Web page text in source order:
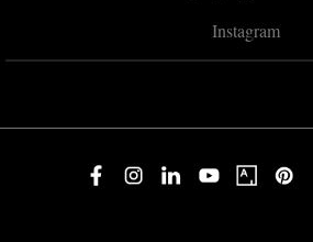
Instagram